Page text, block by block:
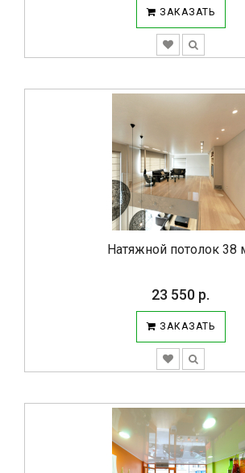
ЗАКАЗАТЬ
Натяжной потолок 38
23 550 р.
ЗАКАЗАТЬ